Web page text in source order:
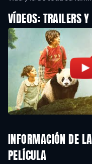
VÍDEOS: TRAILERS Y
INFORMACIÓN DE LA
PELÍCULA